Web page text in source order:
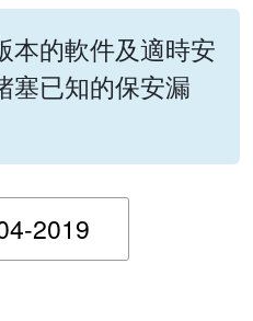
本的軟件及適時安
塞已知的保安漏
入搜尋日期範圍的開